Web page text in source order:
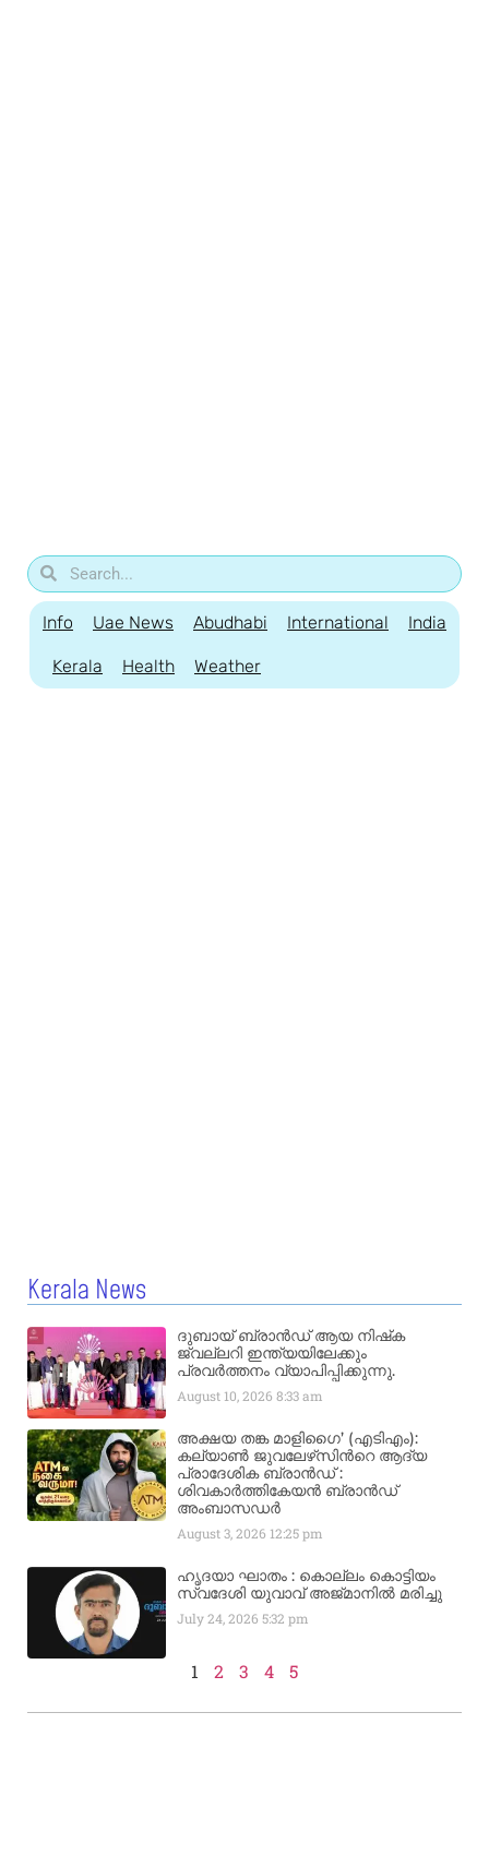
Info Uae News Abudhabi International India
Kerala Health Weather
Kerala News
ദുബായ് ബ്രാൻഡ് ആയ നിഷ്‌ക
ജ്വല്ലറി ഇന്ത്യയിലേക്കും
പ്രവർത്തനം വ്യാപിപ്പിക്കുന്നു.
August 10, 20268:33 am
അക്ഷയ തങ്ക മാളിഗൈ’ (എടിഎം):
കല്യാണ്‍ ജുവലേഴ്‌സിന്‍റെ ആദ്യ
പ്രാദേശിക ബ്രാന്‍ഡ് :
ശിവകാര്‍ത്തികേയന്‍ ബ്രാന്‍ഡ്
അംബാസഡര്‍
August 3, 2026 12:25 pm
ഹൃദയാ ഘാതം : കൊല്ലം കൊട്ടിയം
സ്വദേശി യുവാവ് അജ്മാനിൽ മരിച്ചു
July 24, 20265:32 pm
1 2 3 4 5